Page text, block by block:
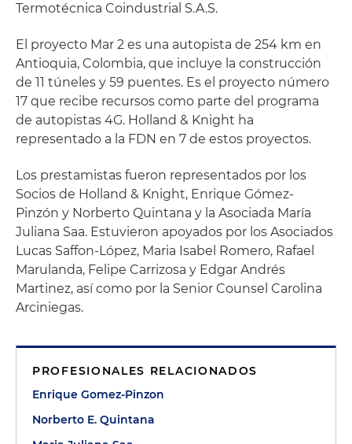
Termotécnica Coindustrial S.A.S.
El proyecto Mar 2 es una autopista de 254 km en
Antioquia, Colombia, que incluye la construcción
de 11 túneles y 59 puentes. Es el proyecto número
17 que recibe recursos como parte del programa
de autopistas 4G. Holland & Knight ha
representado a la FDN en 7 de estos proyectos.
Los prestamistas fueron representados por los
Socios de Holland & Knight, Enrique Gómez-
Pinzón y Norberto Quintana y la Asociada María
Juliana Saa. Estuvieron apoyados por los Asociados
Lucas Saffon-López, Maria Isabel Romero, Rafael
Marulanda, Felipe Carrizosa y Edgar Andrés
Martinez, así como por la Senior Counsel Carolina
Arciniegas.
PROFESIONALES RELACIONADOS
Enrique Gomez-Pinzon
Norberto E. Quintana